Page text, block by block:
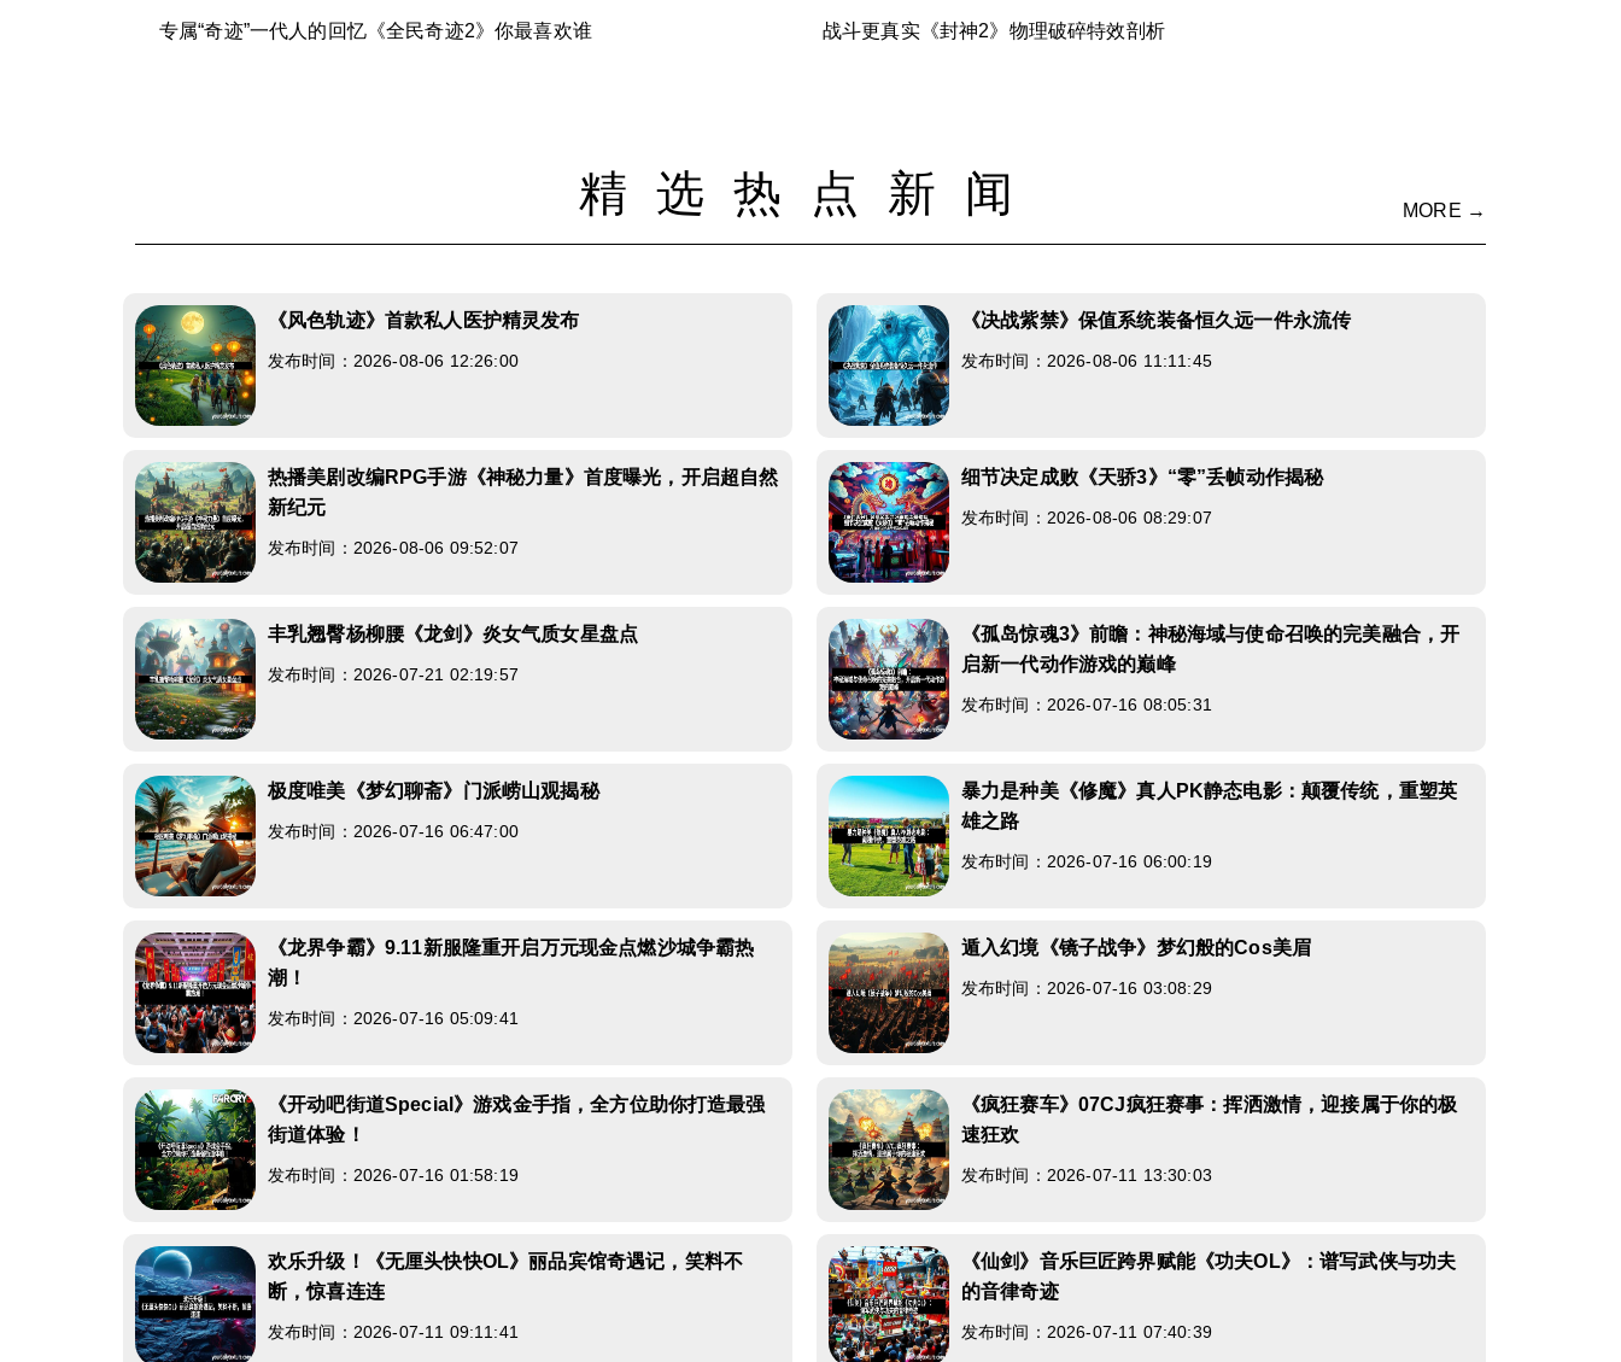
专属“奇迹”一代人的回忆《全民奇迹2》你最喜欢谁 战斗更真实《封神2》物理破碎特效剖析
精选热点新闻 MORE →
《风色轨迹》首款私人医护精灵发布
发布时间：2026-08-06 12:26:00
《决战紫禁》保值系统装备恒久远一件永流传
发布时间：2026-08-06 11:11:45
热播美剧改编RPG手游《神秘力量》首度曝光，开启超自然
新纪元
发布时间：2026-08-06 09:52:07
细节决定成败《天骄3》“零”丢帧动作揭秘
发布时间：2026-08-06 08:29:07
丰乳翘臀杨柳腰《龙剑》炎女气质女星盘点
发布时间：2026-07-21 02:19:57
《孤岛惊魂3》前瞻：神秘海域与使命召唤的完美融合，开
启新一代动作游戏的巅峰
发布时间：2026-07-16 08:05:31
极度唯美《梦幻聊斋》门派崂山观揭秘
发布时间：2026-07-16 06:47:00
暴力是种美《修魔》真人PK静态电影：颠覆传统，重塑英
雄之路
发布时间：2026-07-16 06:00:19
《龙界争霸》9.11新服隆重开启万元现金点燃沙城争霸热
潮！
发布时间：2026-07-16 05:09:41
遁入幻境《镜子战争》梦幻般的Cos美眉
发布时间：2026-07-16 03:08:29
《开动吧街道Special》游戏金手指，全方位助你打造最强
街道体验！
发布时间：2026-07-16 01:58:19
《疯狂赛车》07CJ疯狂赛事：挥洒激情，迎接属于你的极
速狂欢
发布时间：2026-07-11 13:30:03
欢乐升级！《无厘头快快OL》丽品宾馆奇遇记，笑料不
断，惊喜连连
发布时间：2026-07-11 09:11:41
《仙剑》音乐巨匠跨界赋能《功夫OL》：谱写武侠与功夫
的音律奇迹
发布时间：2026-07-11 07:40:39